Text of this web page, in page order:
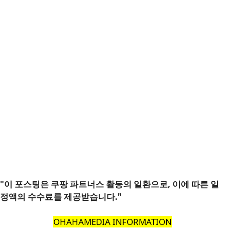
"이 포스팅은 쿠팡 파트너스 활동의 일환으로, 이에 따른 일
정액의 수수료를 제공받습니다."
OHAHAMEDIA INFORMATION